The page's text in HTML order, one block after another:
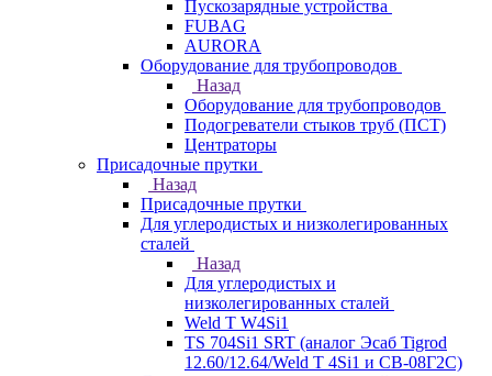
Пускозарядные устройства
FUBAG
AURORA
Оборудование для трубопроводов
Назад
Оборудование для трубопроводов
Подогреватели стыков труб (ПСТ)
Центраторы
Присадочные прутки
Назад
Присадочные прутки
Для углеродистых и низколегированных
сталей
Назад
Для углеродистых и
низколегированных сталей
Weld T W4Si1
TS 704Si1 SRT (аналог Эсаб Tigrod
12.60/12.64/Weld T 4Si1 и СВ-08Г2С)